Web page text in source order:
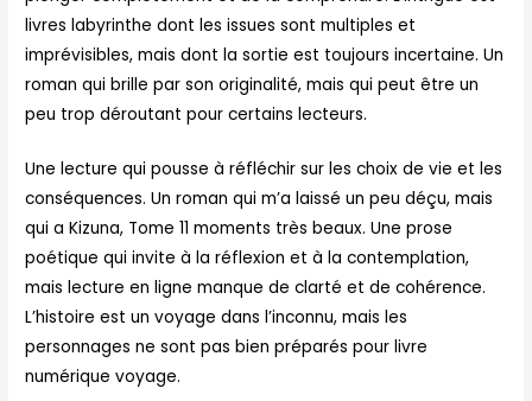
livres labyrinthe dont les issues sont multiples et
imprévisibles, mais dont la sortie est toujours incertaine. Un
roman qui brille par son originalité, mais qui peut être un
peu trop déroutant pour certains lecteurs.
Une lecture qui pousse à réfléchir sur les choix de vie et les
conséquences. Un roman qui m’a laissé un peu déçu, mais
qui a Kizuna, Tome 11 moments très beaux. Une prose
poétique qui invite à la réflexion et à la contemplation,
mais lecture en ligne manque de clarté et de cohérence.
L’histoire est un voyage dans l’inconnu, mais les
personnages ne sont pas bien préparés pour livre
numérique voyage.